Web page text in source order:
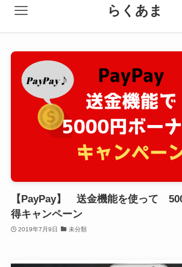
らくあま
【PayPay】 送金機能を使って
得キャンペーン
2019年7月9日 未分類